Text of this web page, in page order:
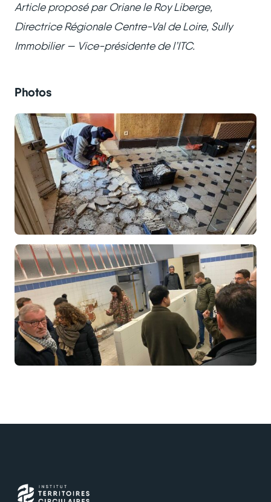
Article proposé par Oriane le Roy Liberge,
Directrice Régionale Centre-Val de Loire, Sully
Immobilier — Vice-présidente de l’ITC.
Photos